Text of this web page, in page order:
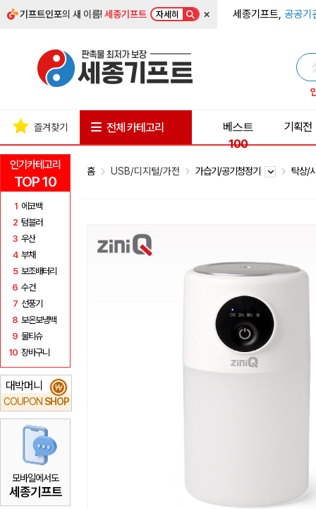
기프트인포의 새 이름!세종기프트 자세히 × 세종기프트, 공공기
인기카테고리
TOP 10
1 에코백
2 텀블러
3 우산
4 부채
5 보조배터리
6 수건
7 선풍기
8 보온보냉백
9 물티슈
10 장바구니
대박머니
COUPON SHOP
₩
모바일에서도
세종기프트
즐겨찾기 전체 카테고리
베스트
100
기획전
홈 USB/디지털/가전 가습기/공기청정기 탁상/